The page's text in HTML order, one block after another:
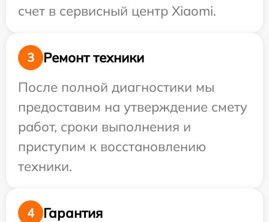
счет в сервисный центр Xiaomi.
3
Ремонт техники
После полной диагностики мы
предоставим на утверждение смету
работ, сроки выполнения и
приступим к восстановлению
техники.
4
Гарантия